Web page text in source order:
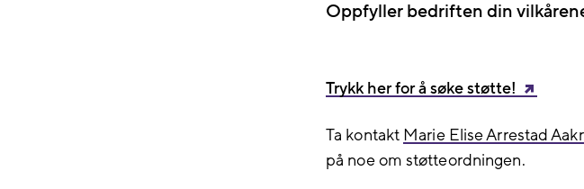
Oppfyller bedriften din
Trykk her for å søke støtte!
Ta kontakt Marie Elise Arrestad
på noe om støtteordningen.